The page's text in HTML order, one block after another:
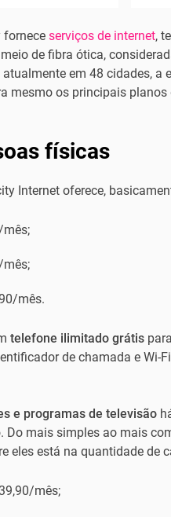
fornece serviços de internet,
de fibra ótica,
em 48 cidades, a
mesmo os principais
físicas
Internet oferece,
mês;
mês;
mês.
telefone ilimitado grátis
de chamada e Wi-
e programas de televisão
Do mais simples ao mais
eles está na quantidade de
mês;